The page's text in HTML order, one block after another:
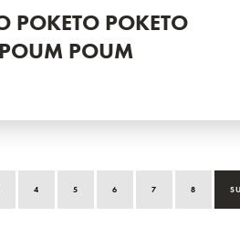
POKETO POKETO
POUM
4 5 6 7 8